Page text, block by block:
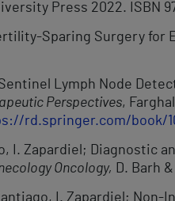
Press 2022. ISBN
Sparing Surgery for
Lymph Node
Perspectives,
rd.springer.com/book/
I. Zapardiel; Diagnostic
Oncology, D. Barh
I. Zapardiel; Non-